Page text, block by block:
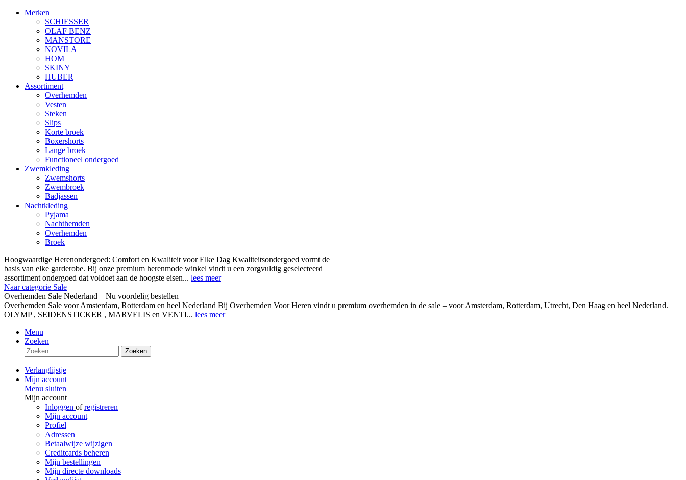
Merken
SCHIESSER
OLAF BENZ
MANSTORE
NOVILA
HOM
SKINY
HUBER
Assortiment
Overhemden
Vesten
Steken
Slips
Korte broek
Boxershorts
Lange broek
Functioneel ondergoed
Zwemkleding
Zwemshorts
Zwembroek
Badjassen
Nachtkleding
Pyjama
Nachthemden
Overhemden
Broek
Hoogwaardige Herenondergoed: Comfort en Kwaliteit voor Elke Dag Kwaliteitsondergoed vormt de
basis van elke garderobe. Bij onze premium herenmode winkel vindt u een zorgvuldig geselecteerd
assortiment ondergoed dat voldoet aan de hoogste eisen... lees meer
Naar categorie Sale
Overhemden Sale Nederland – Nu voordelig bestellen
Overhemden Sale voor Amsterdam, Rotterdam en heel Nederland Bij Overhemden Voor Heren vindt u premium overhemden in de sale – voor Amsterdam, Rotterdam, Utrecht, Den Haag en heel Nederland.
OLYMP , SEIDENSTICKER , MARVELIS en VENTI... lees meer
Menu
Zoeken
Zoeken
Verlanglijstje
Mijn account
Menu sluiten
Mijn account
Inloggen ofregistreren
Mijn account
Profiel
Adressen
Betaalwijze wijzigen
Creditcards beheren
Mijn bestellingen
Mijn directe downloads